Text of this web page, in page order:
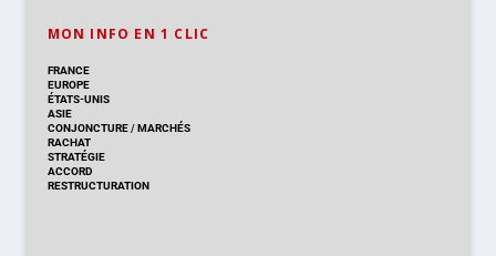
MON INFO EN 1 CLIC
FRANCE
EUROPE
ÉTATS-UNIS
ASIE
CONJONCTURE/MARCHÉS
RACHAT
STRATÉGIE
ACCORD
RESTRUCTURATION